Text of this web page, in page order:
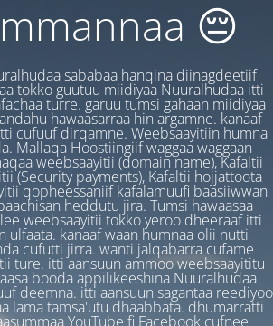
😔
sababaa hanqina diinagdeetiif
tokko guutuu miidiyaa Nuuralhudaa itti
turre. garuu tumsi gahaan miidiyaa
hawaasarraa hin argamne. kanaaf
cufuuf dirqamne. Weebsaayitiin humna
Mallaqa Hoostiingiif waggaa waggaan
weebsaayitii (domain name), Kafaltii
(Security payments), Kafaltii hojjattoota
qopheessaniif kafalamuufi baasiiwwan
heddutu jira. Tumsi hawaasaa
weebsaayitii tokko yeroo dheeraaf itti
ulfaata. kanaaf waan humnaa olii nutti
cufutti jirra. wanti jalqabarra cufame
ture. itti aansuun ammoo weebsaayititu
booda appilikeeshina Nuuralhudaa
deemna. itti aansuun sagantaa reediyoo
lama tamsa'utu dhaabbata. dhumarratti
YouTube fi Facebook cufnee